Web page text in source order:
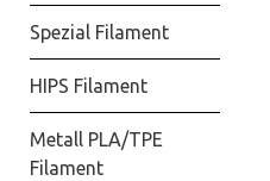
Spezial Filament
HIPS Filament
Metall PLA/TPE
Filament